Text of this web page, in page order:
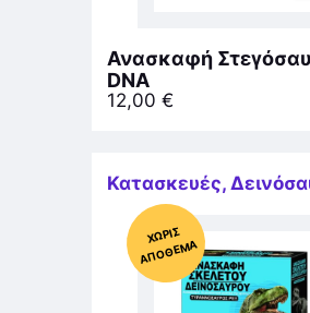
Ανασκαφή
DNA
12,00 €
Κατασκευές,
Χ
ΩΡΊΣ
Α
Π
Ό
ΘΕ
ΜΑ